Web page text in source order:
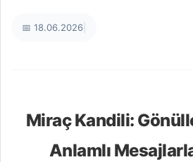
📅 18.06.2026
Miraç Kandili:
Anlamlı